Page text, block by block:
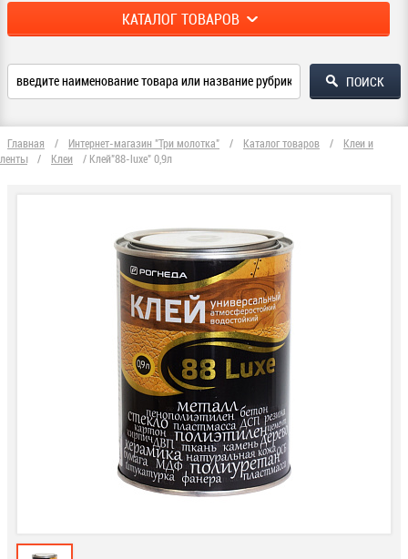
КАТАЛОГ ТОВАРОВ
Главная / Интернет-магазин "Три молотка" / Каталог товаров /
Клеи и
ленты
/ Клеи / Клей"88-luxe" 0,9л